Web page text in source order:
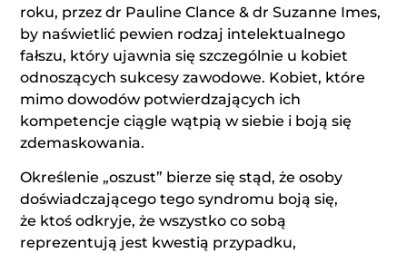
roku, przez dr Pauline Clance & dr Suzanne Imes,
by naświetlić pewien rodzaj intelektualnego
fałszu, który ujawnia się szczególnie u kobiet
odnoszących sukcesy zawodowe. Kobiet, które
mimo dowodów potwierdzających ich
kompetencje ciągle wątpią w siebie i boją się
zdemaskowania.
Określenie „oszust” bierze się stąd, że osoby
doświadczającego tego syndromu boją się,
że ktoś odkryje, że wszystko co sobą
reprezentują jest kwestią przypadku,